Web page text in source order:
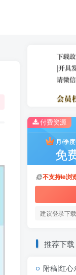
付费资源
月/季
免
不支持ie浏
建议登录下
推荐下载
附稿|红心永向党